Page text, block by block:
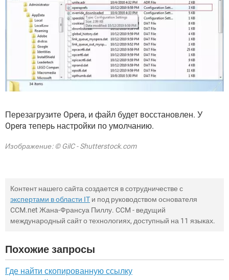
Перезагрузите Opera, и файл будет восстановлен. У
Opera теперь настройки по умолчанию.
Изображение: © GilC - Shutterstock.com
Контент нашего сайта создается в сотрудничестве с
экспертами в области IT и под руководством основателя
CCM.net Жана-Франсуа Пиллу. CCM - ведущий
международный сайт о технологиях, доступный на 11 языках.
Похожие запросы
Где найти скопированную ссылку